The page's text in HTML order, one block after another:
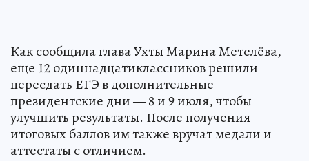
Как сообщила глава Ухты Марина Метелёва,
еще 12 одиннадцатиклассников решили
пересдать ЕГЭ в дополнительные
президентские дни — 8 и 9 июля, чтобы
улучшить результаты. После получения
итоговых баллов им также вручат медали и
аттестаты с отличием.